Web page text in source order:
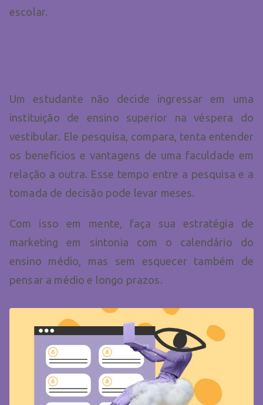
escolar.
Um estudante não decide ingressar em uma
instituição de ensino superior na véspera do
vestibular. Ele pesquisa, compara, tenta entender
os benefícios e vantagens de uma faculdade em
relação a outra. Esse tempo entre a pesquisa e a
tomada de decisão pode levar meses.
Com isso em mente, faça sua estratégia de
marketing em sintonia com o calendário do
ensino médio, mas sem esquecer também de
pensar a médio e longo prazos.